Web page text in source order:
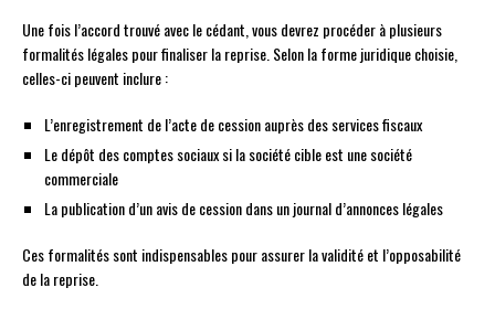
Une fois l’accord trouvé avec le cédant, vous devrez procéder à plusieurs
formalités légales pour finaliser la reprise. Selon la forme juridique choisie,
celles-ci peuvent inclure :
L’enregistrement de l’acte de cession auprès des services fiscaux
Le dépôt des comptes sociaux si la société cible est une société
commerciale
La publication d’un avis de cession dans un journal d’annonces légales
Ces formalités sont indispensables pour assurer la validité et l’opposabilité
de la reprise.